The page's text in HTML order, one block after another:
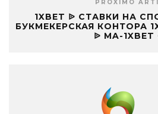
PRÓXIMO
1XBET ᐉ СТАВКИ НА
БУКМЕКЕРСКАЯ КОНТОРА
ᐉ MA-1XBET